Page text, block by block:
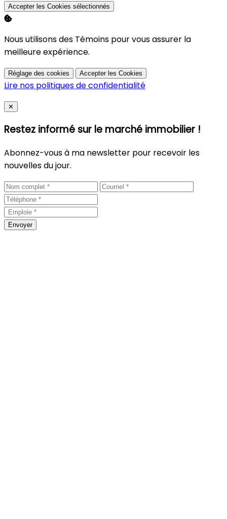
Accepter les Cookies sélectionnés
Nous utilisons des Témoins pour vous assurer la
meilleure expérience.
Réglage des cookies Accepter les Cookies
Lire nos politiques de confidentialité
Close
✕
Restez informé sur le marché immobilier !
Abonnez-vous à ma newsletter pour recevoir les
nouvelles du jour.
Envoyer